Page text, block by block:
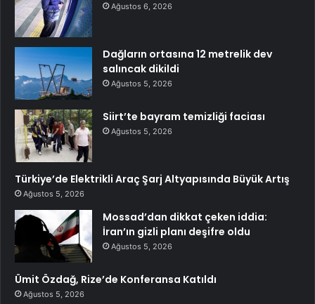
Ağustos 6, 2026
Dağların ortasına 12 metrelik dev
salıncak dikildi
Ağustos 5, 2026
Siirt’te bayram temizliği faciası
Ağustos 5, 2026
Türkiye’de Elektrikli Araç Şarj Altyapısında Büyük Artış
Ağustos 5, 2026
Mossad’dan dikkat çeken iddia:
İran’ın gizli planı deşifre oldu
Ağustos 5, 2026
Ümit Özdağ, Rize’de Konferansa Katıldı
Ağustos 5, 2026